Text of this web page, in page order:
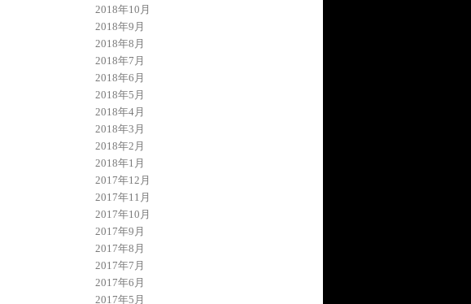
2018年10月
2018年9月
2018年8月
2018年7月
2018年6月
2018年5月
2018年4月
2018年3月
2018年2月
2018年1月
2017年12月
2017年11月
2017年10月
2017年9月
2017年8月
2017年7月
2017年6月
2017年5月